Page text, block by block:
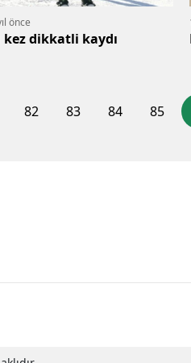
önce
kez dikkatli kaydı
82 83 84 85